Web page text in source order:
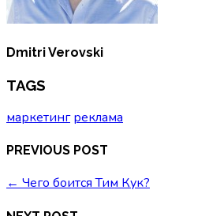
Dmitri Verovski
TAGS
маркетинг реклама
PREVIOUS POST
← Чего боится Тим Кук?